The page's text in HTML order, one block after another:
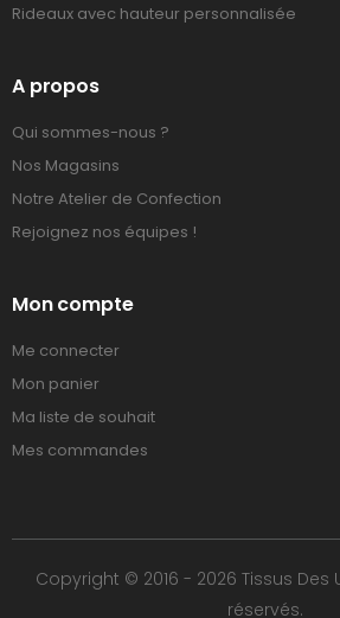
Rideaux avec hauteur personnalisée
A propos
Qui sommes-nous ?
Nos Magasins
Notre Atelier de Confection
Rejoignez nos équipes !
Mon compte
Me connecter
Mon panier
Ma liste de souhait
Mes commandes
Copyright © 2016 - 2026 Tissus Des
réservés.